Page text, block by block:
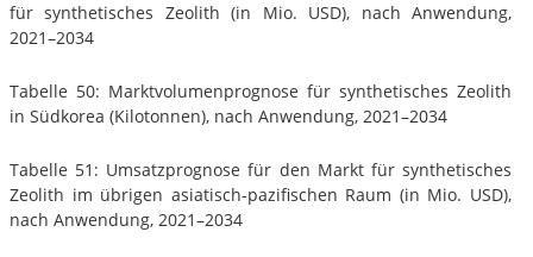
für synthetisches Zeolith (in Mio. USD), nach Anwendung,
2021–2034
Tabelle 50: Marktvolumenprognose für synthetisches Zeolith
in Südkorea (Kilotonnen), nach Anwendung, 2021–2034
Tabelle 51: Umsatzprognose für den Markt für synthetisches
Zeolith im übrigen asiatisch-pazifischen Raum (in Mio. USD),
nach Anwendung, 2021–2034